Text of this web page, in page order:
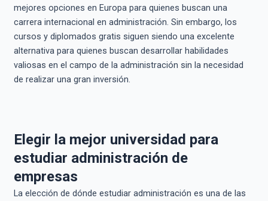
mejores opciones en Europa para quienes buscan una
carrera internacional en administración. Sin embargo, los
cursos y diplomados gratis siguen siendo una excelente
alternativa para quienes buscan desarrollar habilidades
valiosas en el campo de la administración sin la necesidad
de realizar una gran inversión.
Elegir la mejor universidad para
estudiar administración de
empresas
La elección de dónde estudiar administración es una de las